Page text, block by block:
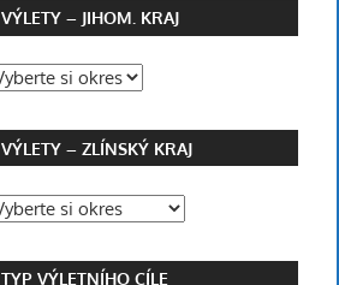
VÝLETY – JIHOM. KRAJ
VÝLETY – ZLÍNSKÝ KRAJ
TYP VÝLETNÍHO CÍLE